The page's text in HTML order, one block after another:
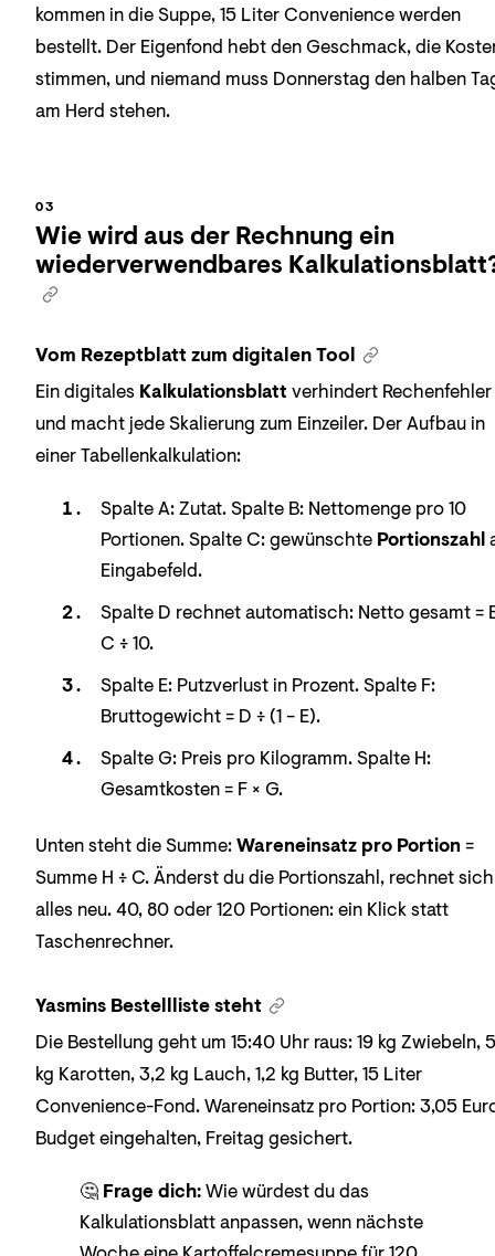
kommen in die Suppe, 15 Liter Convenience werden
bestellt. Der Eigenfond hebt den Geschmack, die
stimmen, und niemand muss Donnerstag den halben
am Herd stehen.
Wie wird aus der Rechnung ein
wiederverwendbares
Vom Rezeptblatt zum digitalen Tool
Ein digitales Kalkulationsblatt verhindert Rechenfehler
und macht jede Skalierung zum Einzeiler. Der Aufbau in
einer Tabellenkalkulation:
Spalte A: Zutat. Spalte B: Nettomenge pro 10
Portionen. Spalte C: gewünschte Portionszahl
Eingabefeld.
Spalte D rechnet automatisch: Netto gesamt =
C ÷ 10.
Spalte E: Putzverlust in Prozent. Spalte F:
Bruttogewicht = D ÷ (1 − E).
Spalte G: Preis pro Kilogramm. Spalte H:
Gesamtkosten = F × G.
Unten steht die Summe:Wareneinsatz pro Portion =
Summe H ÷ C. Änderst du die Portionszahl, rechnet sich
alles neu. 40, 80 oder 120 Portionen: ein Klick statt
Taschenrechner.
Yasmins Bestellliste steht
Die Bestellung geht um 15:40 Uhr raus: 19 kg Zwiebeln, 5
kg Karotten, 3,2 kg Lauch, 1,2 kg Butter, 15 Liter
Convenience-Fond. Wareneinsatz pro Portion: 3,05
Budget eingehalten, Freitag gesichert.
🤔 Frage dich:Wie würdest du das
Kalkulationsblatt anpassen, wenn nächste